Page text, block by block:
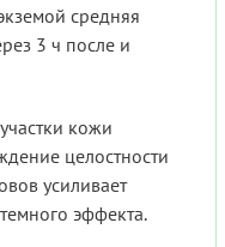
средняя
3 ч после и
кожи
целостности
усиливает
эффекта.